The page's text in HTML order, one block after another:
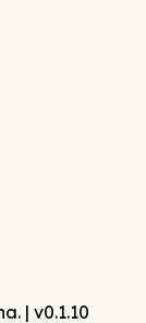
| v0.1.10